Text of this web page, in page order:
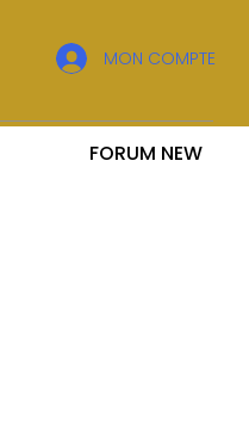
MON COMPTE
FORUM NEW